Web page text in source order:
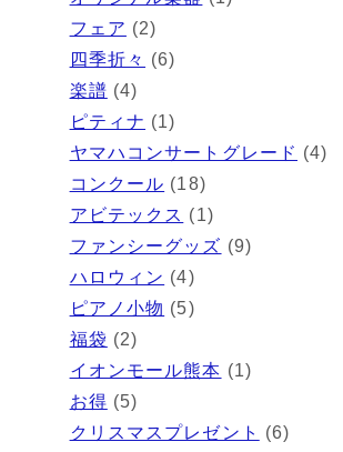
フェア (2)
四季折々 (6)
楽譜 (4)
ピティナ (1)
ヤマハコンサートグレード (4)
コンクール (18)
アビテックス (1)
ファンシーグッズ (9)
ハロウィン (4)
ピアノ小物 (5)
福袋 (2)
イオンモール熊本 (1)
お得 (5)
クリスマスプレゼント
(6)